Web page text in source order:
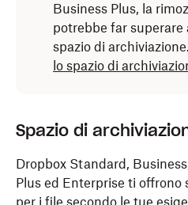
Business Plus, la
potrebbe far
spazio di archiviazione.
lo spazio di
Spazio di
Dropbox Standard,
Plus ed Enterprise ti offrono
per i file secondo le tue